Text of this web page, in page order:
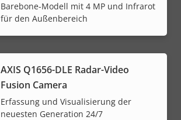
Barebone-Modell mit 4 MP und Infrarot
für den Außenbereich
AXIS Q1656-DLE Radar-Video
Fusion Camera
Erfassung und Visualisierung der
neuesten Generation 24/7